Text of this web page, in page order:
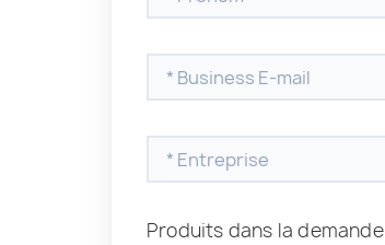
Produits dans la demande